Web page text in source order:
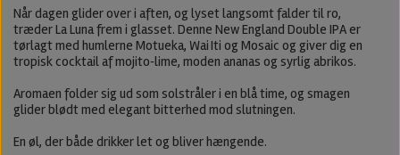
Når dagen glider over i aften, og lyset langsomt falder til ro,
træder La Luna frem i glasset. Denne New England Double IPA er
tørlagt med humlerne Motueka, Wai Iti og Mosaic og giver dig en
tropisk cocktail af mojito‑lime, moden ananas og syrlig abrikos.
Aromaen folder sig ud som solstråler i en blå time, og smagen
glider blødt med elegant bitterhed mod slutningen.
En øl, der både drikker let og bliver hængende.